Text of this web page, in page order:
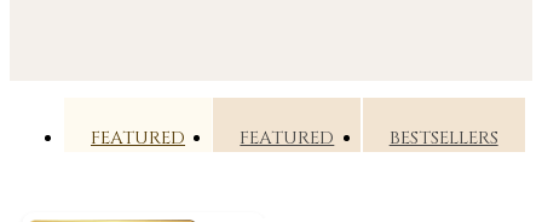
FEATURED FEATURED BESTSELLERS